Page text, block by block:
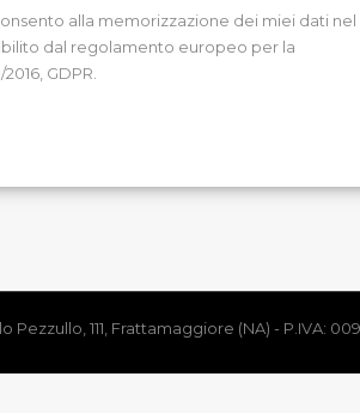
alla memorizzazione dei miei dati nel
dal regolamento europeo per la
GDPR.
111, Frattamaggiore (NA) - P.IVA: